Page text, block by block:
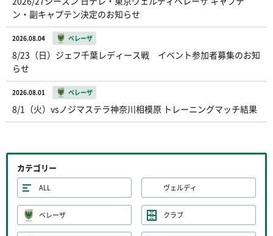
ン・副キャプテン決定のお知らせ
2026.08.04 ベレーザ
8/23（日）ジェフ千葉レディース戦 イベント参加者募集のお知
らせ
2026.08.01 ベレーザ
8/1（火）vsノジマステラ神奈川相模原 トレーニングマッチ結果
カテゴリー
ALL ヴェルディ
ベレーザ クラブ